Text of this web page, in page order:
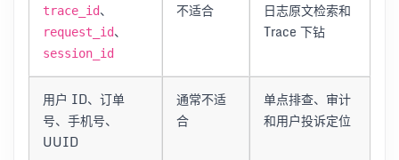
trace_id、
request_id、
session_id
不适合
日志原文检索和
Trace 下钻
用户 ID、订单
号、手机号、
UUID
通常不适
合
单点排查、审计
和用户投诉定位